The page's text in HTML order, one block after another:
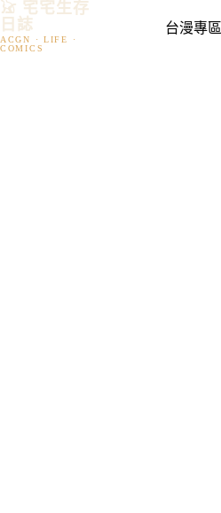
跳
至
主
𓃠 宅宅生存
日誌
台漫專區